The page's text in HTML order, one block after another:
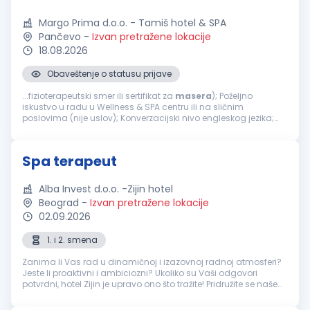
Margo Prima d.o.o. - Tamiš hotel & SPA
Pančevo - Izvan pretražene lokacije
18.08.2026
Obaveštenje o statusu prijave
...fizioterapeutski smer ili sertifikat za masera); Poželjno
iskustvo u radu u Wellness & SPA centru ili na sličnim
poslovima (nije uslov); Konverzacijski nivo engleskog jezika;
Spa terapeut
Alba Invest d.o.o. -Zijin hotel
Beograd - Izvan pretražene lokacije
02.09.2026
1. i 2. smena
Zanima li Vas rad u dinamičnoj i izazovnoj radnoj atmosferi?
Jeste li proaktivni i ambiciozni? Ukoliko su Vaši odgovori
potvrdni, hotel Zijin je upravo ono što tražite! Pridružite se našem